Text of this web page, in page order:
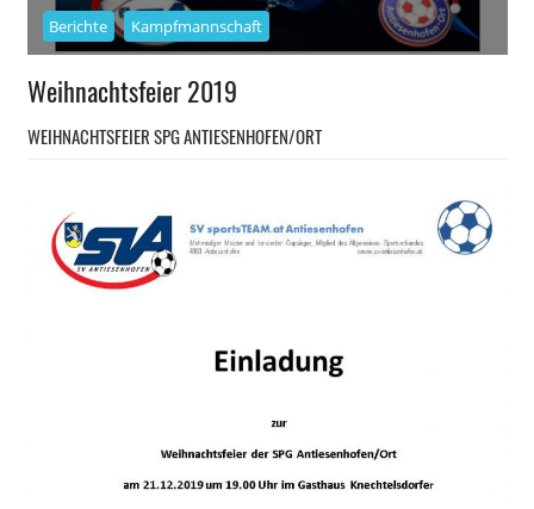
Berichte Kampfmannschaft
Weihnachtsfeier 2019
WEIHNACHTSFEIER SPG ANTIESENHOFEN/ORT